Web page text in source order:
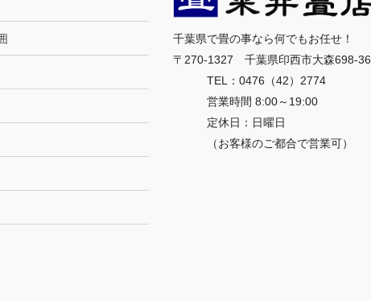
千葉県で畳の事なら何でもお任せ！
〒270-1327 千葉県印西市大森698-36
TEL：0476（42）2774
営業時間 8:00～19:00
定休日：日曜日
（お客様のご都合で営業可）